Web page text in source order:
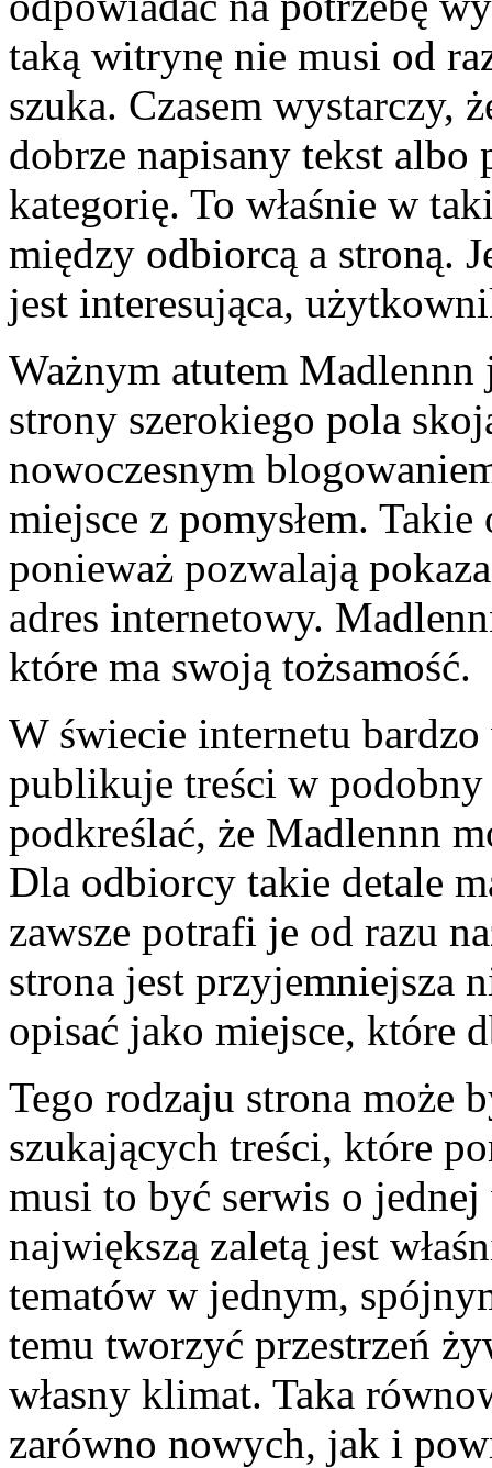
taką witrynę nie musi od
szuka. Czasem wystarczy,
dobrze napisany tekst albo
kategorię. To właśnie w
między odbiorcą a stroną.
jest interesująca,
Ważnym atutem
strony szerokiego pola
nowoczesnym
miejsce z pomysłem.
ponieważ pozwalają
adres internetowy.
które ma swoją tożsamość.
W świecie internetu
publikuje treści w
podkreślać, że Madlennn
Dla odbiorcy takie detale
zawsze potrafi je od razu
strona jest przyjemniejsza
opisać jako miejsce, które
Tego rodzaju strona może
szukających treści, które
musi to być serwis o
największą zaletą jest
tematów w jednym,
temu tworzyć przestrzeń
własny klimat. Taka
zarówno nowych, jak i